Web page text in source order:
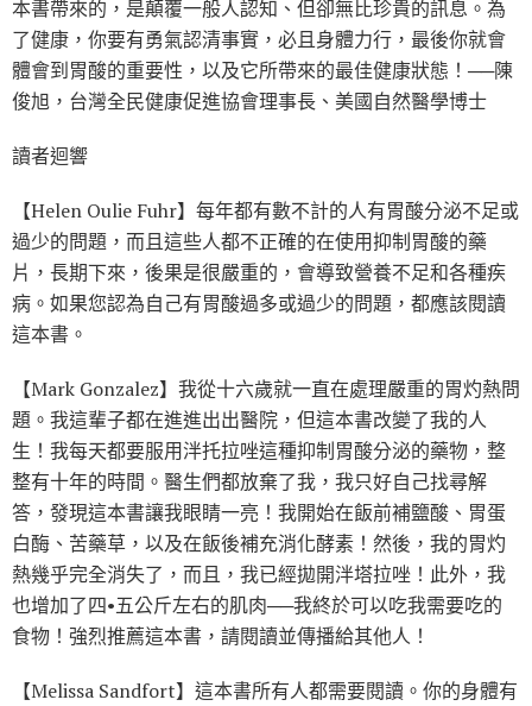
本書帶來的，是顛覆一般人認知、但卻無比珍貴的訊息。為
了健康，你要有勇氣認清事實，必且身體力行，最後你就會
體會到胃酸的重要性，以及它所帶來的最佳健康狀態！──陳
俊旭，台灣全民健康促進協會理事長、美國自然醫學博士
讀者迴響
【Helen Oulie Fuhr】每年都有數不計的人有胃酸分泌不足或
過少的問題，而且這些人都不正確的在使用抑制胃酸的藥
片，長期下來，後果是很嚴重的，會導致營養不足和各種疾
病。如果您認為自己有胃酸過多或過少的問題，都應該閱讀
這本書。
【Mark Gonzalez】我從十六歲就一直在處理嚴重的胃灼熱問
題。我這輩子都在進進出出醫院，但這本書改變了我的人
生！我每天都要服用泮托拉唑這種抑制胃酸分泌的藥物，整
整有十年的時間。醫生們都放棄了我，我只好自己找尋解
答，發現這本書讓我眼睛一亮！我開始在飯前補鹽酸、胃蛋
白酶、苦藥草，以及在飯後補充消化酵素！然後，我的胃灼
熱幾乎完全消失了，而且，我已經拋開泮塔拉唑！此外，我
也增加了四•五公斤左右的肌肉──我終於可以吃我需要吃的
食物！強烈推薦這本書，請閱讀並傳播給其他人！
【Melissa Sandfort】這本書所有人都需要閱讀。你的身體有